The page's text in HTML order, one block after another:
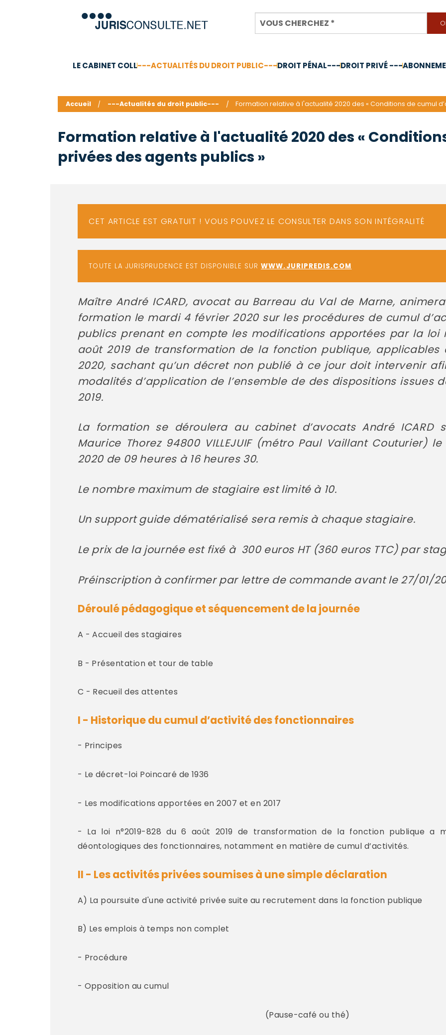
LE CABINET COLL---ACTUALITÉS DU DROIT PUBLIC---DROIT PÉNAL---DROIT PRIVÉ ---
Accueil ---Actualités du droit public--- Formation relative à l'actualité 2020 des « Conditions de cumul
Formation relative à l'actualité 2020 des «
privées des agents publics »
CET ARTICLE EST GRATUIT ! VOUS POUVEZ LE CONSULTER DANS SON INTÉGRALITÉ
TOUTE LA JURISPRUDENCE EST DISPONIBLE SURWWW.JURIPREDIS.COM
Maître André ICARD, avocat au Barreau du Val de Marne,
formation le mardi 4 février 2020 sur les procédures de cumul
publics prenant en compte les modifications apportées par la loi
août 2019 de transformation de la fonction publique, applicables
2020, sachant qu’un décret non publié à ce jour doit intervenir
modalités d’application de l’ensemble de des dispositions issues
2019.
La formation se déroulera au cabinet d’avocats André ICARD
Maurice Thorez 94800 VILLEJUIF (métro Paul Vaillant Couturier)
2020 de 09 heures à 16 heures 30.
Le nombre maximum de stagiaire est limité à 10.
Un support guide dématérialisé sera remis à chaque stagiaire.
Le prix de la journée est fixé à 300 euros HT (360 euros TTC) par
Préinscription à confirmer par lettre de commande avant le 27/01/
Déroulé pédagogique et séquencement de la journée
A - Accueil des stagiaires
B - Présentation et tour de table
C - Recueil des attentes
I - Historique du cumul d’activité des fonctionnaires
- Principes
- Le décret-loi Poincaré de 1936
- Les modifications apportées en 2007 et en 2017
- La loi n°2019-828 du 6 août 2019 de transformation de la fonction publique a
déontologiques des fonctionnaires, notamment en matière de cumul d’activités.
II - Les activités privées soumises à une simple déclaration
A) La poursuite d'une activité privée suite au recrutement dans la fonction publique
B) Les emplois à temps non complet
- Procédure
- Opposition au cumul
(Pause-café ou thé)